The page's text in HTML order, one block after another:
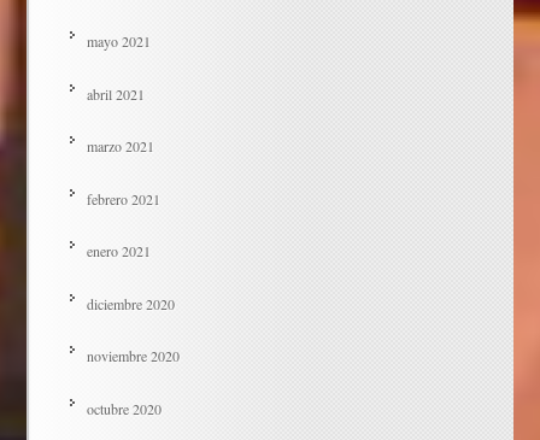
mayo 2021
abril 2021
marzo 2021
febrero 2021
enero 2021
diciembre 2020
noviembre 2020
octubre 2020